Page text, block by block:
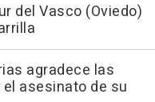
del Vasco (Oviedo)
agradece las
asesinato de su